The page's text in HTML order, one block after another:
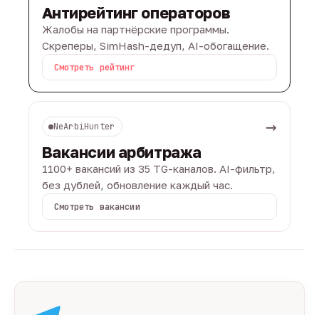
Антирейтинг операторов
Жалобы на партнёрские программы.
Скреперы, SimHash-дедуп, AI-обогащение.
Смотреть рейтинг
NeArbiHunter →
Вакансии арбитража
1100+ вакансий из 35 TG-каналов. AI-фильтр,
без дублей, обновление каждый час.
Смотреть вакансии